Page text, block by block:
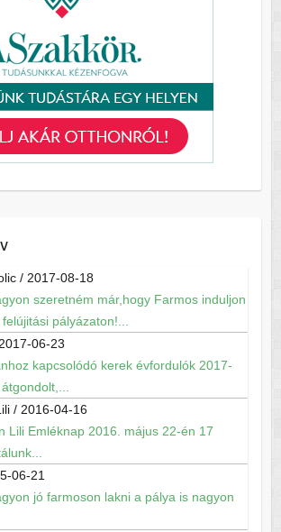
/ 2017-08-18
szeretném már,hogy Farmos induljon
pályázaton!...
2017-06-23
kapcsolódó kerek évfordulók 2017-
/ 2016-04-16
Lili Emléknap 2016. május 22-én 17
06-21
jó farmoson lakni a pálya is nagyon